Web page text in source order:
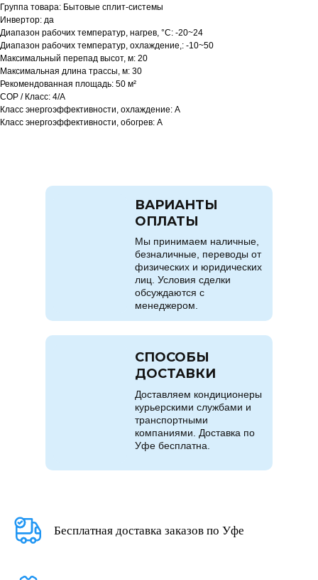
Группа товара: Бытовые сплит-системы
Инвертор: да
Диапазон рабочих температур, нагрев, °C: -20~24
Диапазон рабочих температур, охлаждение,: -10~50
Максимальный перепад высот, м: 20
Максимальная длина трассы, м: 30
Рекомендованная площадь: 50 м²
COP / Класс: 4/A
Класс энергоэффективности, охлаждение: A
Класс энергоэффективности, обогрев: A
Мы принимаем наличные,
безналичные, переводы от
физических и юридических
лиц. Условия сделки
обсуждаются с
менеджером.
ВАРИАНТЫ
ОПЛАТЫ
Доставляем кондиционеры
курьерскими службами и
транспортными
компаниями. Доставка по
Уфе бесплатна.
СПОСОБЫ
ДОСТАВКИ
Бесплатная доставка заказов по Уфе